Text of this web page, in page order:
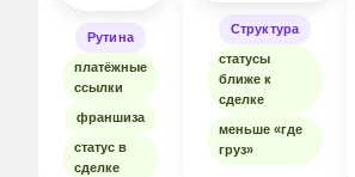
Рутина
платёжные
ссылки
франшиза
статус в
сделке
Структура
статусы
ближе к
сделке
меньше «где
груз»